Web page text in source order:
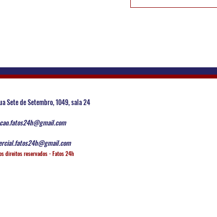
todos os membros,
das questões que
dos pais as
impacto das
Sete de Setembro, 1049, sala 24
direitos reservados - Fatos 24h